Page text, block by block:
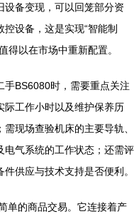
备变现，可以回笼部分资
设备，这是实现“智能制
得以在市场中重新配置。
手BS6080时，需要重点关注
际工作小时以及维护保养历
现场查验机床的主要导轨、
电气系统的工作状态；还需评
供应与技术支持是否便利。
单的商品交易。它连接着产